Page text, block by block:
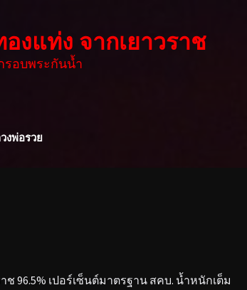
งแท่ง จากเยาวราช
รอบพระกันน้ำ
งพ่อรวย
96.5% เปอร์เซ็นต์มาตรฐาน สคบ. น้ำหนักเต็ม